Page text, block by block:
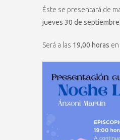
Éste se presentará de
jueves 30 de septiembre.
Será a las 19,00 horas en